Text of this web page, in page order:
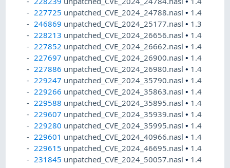
227725 unpatched_CVE_2024_24788.nasl• 1.4
246869 unpatched_CVE_2024_25177.nasl• 1.3
228213 unpatched_CVE_2024_26656.nasl• 1.4
227852 unpatched_CVE_2024_26662.nasl• 1.4
227697 unpatched_CVE_2024_26900.nasl• 1.4
227886 unpatched_CVE_2024_26980.nasl• 1.4
229247 unpatched_CVE_2024_35790.nasl• 1.4
229266 unpatched_CVE_2024_35863.nasl• 1.4
229588 unpatched_CVE_2024_35895.nasl• 1.4
229607 unpatched_CVE_2024_35939.nasl• 1.4
229280 unpatched_CVE_2024_35995.nasl• 1.4
229601 unpatched_CVE_2024_40966.nasl• 1.4
229615 unpatched_CVE_2024_46695.nasl• 1.4
231845 unpatched_CVE_2024_50057.nasl• 1.4